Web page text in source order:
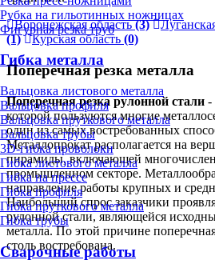
Рубка на гильотинных ножницах
Фигурная резка труб
Гибка металла
Вальцовка листового металла
Вальцовка профиля
Вальцовка пруткового металла
Вальцовка трубы
3D-гибка проволоки
Гибка листового металла
Гибка на прессе
Гибка профиля
Гибка пруткового металла
Гибка трубы
Сварочные работы
Воронежская область(3)
(1)
Курская область (0)
Поперечная резка металла
Поперечная резка рулонной стали -
которой пользуются многие
один из самых востребованных
Металлопрокат располагается на
пирамиды, включающей
промышленном секторе.
направление работы крупных и
Наибольший спрос заказчики
рулонной стали, являющейся
металла. По этой причине
столь востребована.